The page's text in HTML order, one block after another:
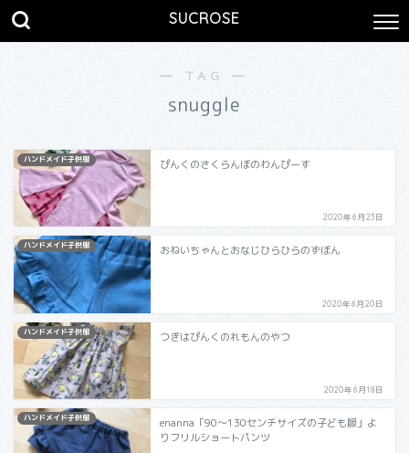
SUCROSE
― TAG ―
snuggle
ハンドメイド子供服 ぴんくのさくらんぼのわんぴーす
2020年6月23日
ハンドメイド子供服 おねいちゃんとおなじひらひらのずぼん
2020年6月20日
ハンドメイド子供服 つぎはぴんくのれもんのやつ
2020年6月18日
ハンドメイド子供服
enanna「90～130センチサイズの子ども服」よ
りフリルショートパンツ